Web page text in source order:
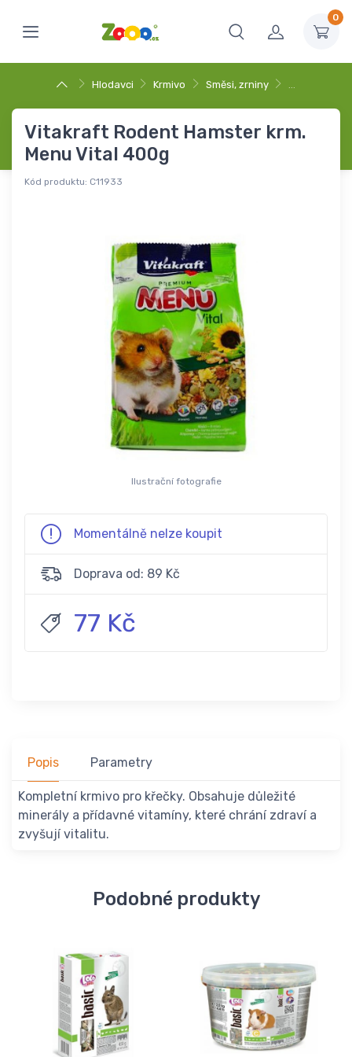
0
Hlodavci Krmivo Směsi, zrniny …
Vitakraft Rodent Hamster krm.
Menu Vital 400g
Kód produktu: C11933
Ilustrační fotografie
Momentálně nelze koupit
Doprava od: 89 Kč
77 Kč
Popis Parametry
Kompletní krmivo pro křečky. Obsahuje důležité
minerály a přídavné vitamíny, které chrání zdraví a
zvyšují vitalitu.
Podobné produkty